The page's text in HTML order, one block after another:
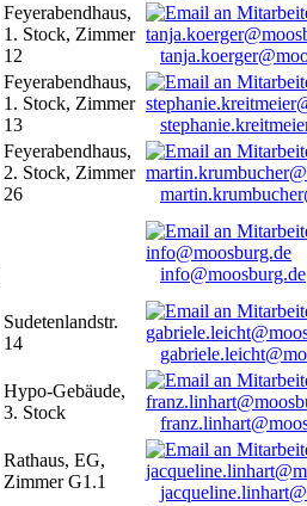
Feyerabendhaus,
1. Stock, Zimmer
12
Feyerabendhaus,
1. Stock, Zimmer
13
Feyerabendhaus,
2. Stock, Zimmer
26
info@moosburg.de
Sudetenlandstr.
14
Hypo-Gebäude,
3. Stock
Rathaus, EG,
Zimmer G1.1